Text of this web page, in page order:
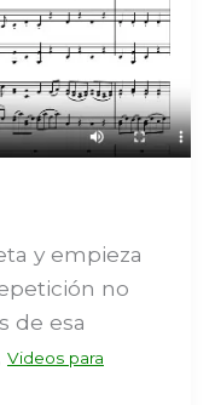
y empieza
no
de esa
Videos para